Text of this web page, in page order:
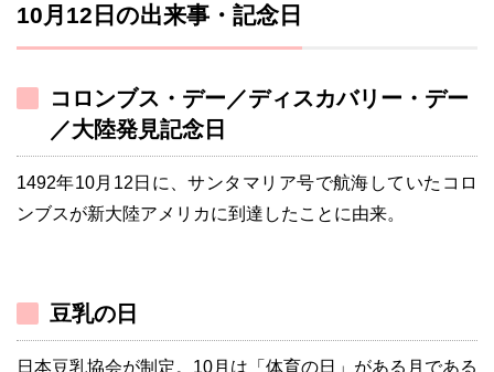
10月12日の出来事・記念日
コロンブス・デー／ディスカバリー・デー
／大陸発見記念日
1492年10月12日に、サンタマリア号で航海していたコロ
ンブスが新大陸アメリカに到達したことに由来。
豆乳の日
日本豆乳協会が制定。10月は「体育の日」がある月である